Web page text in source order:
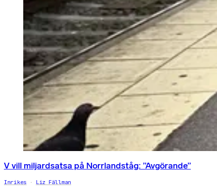
V vill miljardsatsa på Norrlandståg: ”Avgörande”
Inrikes Liz Fällman